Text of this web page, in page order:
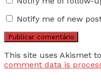
Notify me of new
This site uses Akismet
comment data is